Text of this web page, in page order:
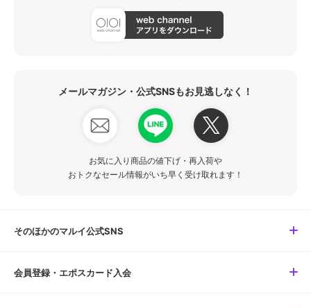
メールマガジン・公式SNSもお見逃しなく！
お気に入り商品の値下げ・再入荷や
おトクなセール情報がいち早く受け取れます！
そのほかのマルイ公式SNS
会員登録・エポスカード入会